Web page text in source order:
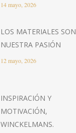
14 mayo, 2026
LOS MATERIALES SON
NUESTRA PASIÓN
12 mayo, 2026
INSPIRACIÓN Y
MOTIVACIÓN,
WINCKELMANS.